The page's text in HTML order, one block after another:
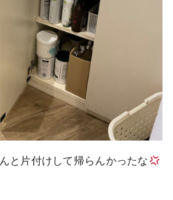
と片付けして帰らんかったな